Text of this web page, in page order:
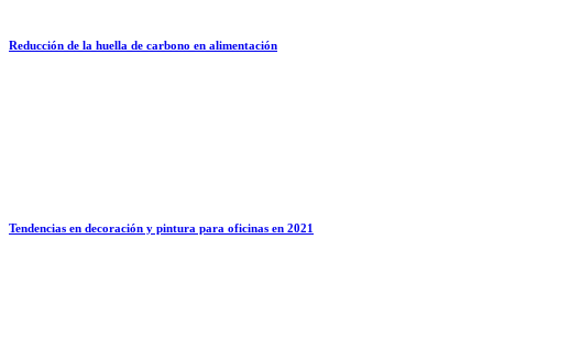
Reducción de la huella de carbono en alimentación
Tendencias en decoración y pintura para oficinas en 2021